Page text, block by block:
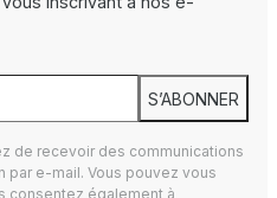
S’ABONNER
de recevoir des communications
par e-mail. Vous pouvez vous
consentez également à